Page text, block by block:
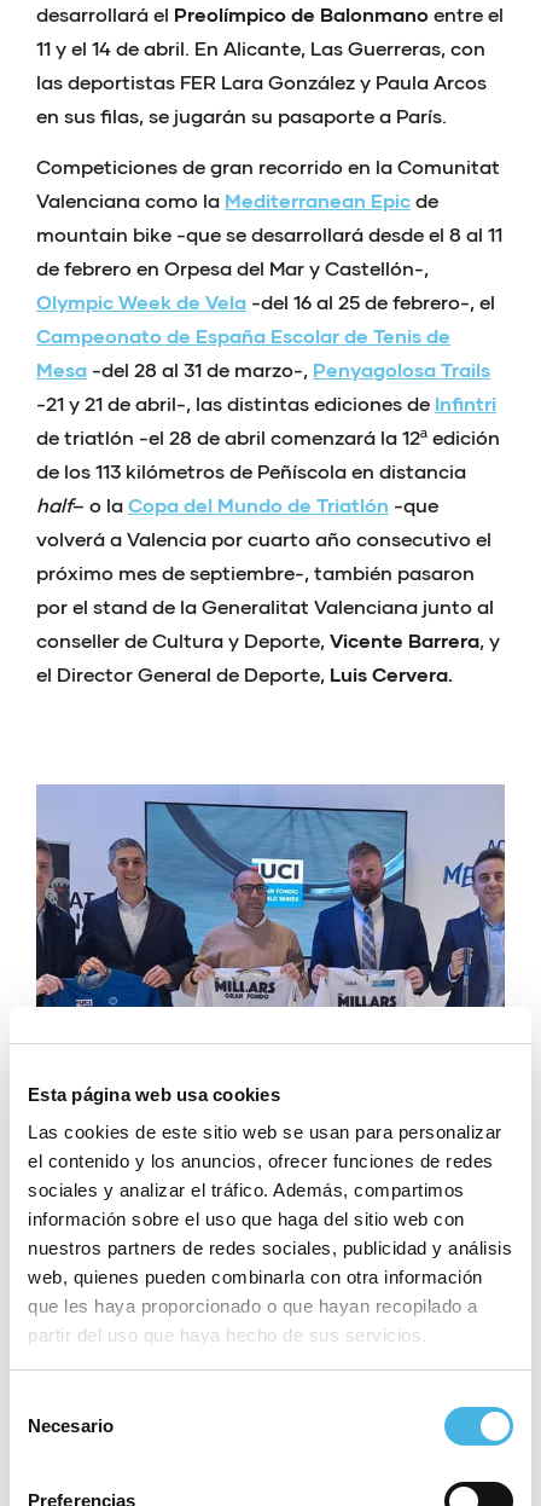
Esta página web usa cookies
Las cookies de este sitio web se usan para personalizar
el contenido y los anuncios, ofrecer funciones de redes
sociales y analizar el tráfico. Además, compartimos
información sobre el uso que haga del sitio web con
nuestros partners de redes sociales, publicidad y análisis
web, quienes pueden combinarla con otra información
que les haya proporcionado o que hayan recopilado a
partir del uso que haya hecho de sus servicios.
Necesario
Preferencias
desarrollará el Preolímpico de Balonmano entre el
11 y el 14 de abril. En Alicante, Las Guerreras, con
las deportistas FER Lara González y Paula Arcos
en sus filas, se jugarán su pasaporte a París.
Competiciones de gran recorrido en la Comunitat
Valenciana como la Mediterranean Epic de
mountain bike -que se desarrollará desde el 8 al 11
de febrero en Orpesa del Mar y Castellón-,
Olympic Week de Vela -del 16 al 25 de febrero-, el
Campeonato de España Escolar de Tenis de
Mesa -del 28 al 31 de marzo-, Penyagolosa Trails
-21 y 21 de abril-, las distintas ediciones de Infintri
de triatlón -el 28 de abril comenzará la 12ª edición
de los 113 kilómetros de Peñíscola en distancia
half– o la Copa del Mundo de Triatlón -que
volverá a Valencia por cuarto año consecutivo el
próximo mes de septiembre-, también pasaron
por el stand de la Generalitat Valenciana junto al
conseller de Cultura y Deporte, Vicente Barrera, y
el Director General de Deporte, Luis Cervera.
RENFE y la Fundación Trinidad
la participación deportiva en la